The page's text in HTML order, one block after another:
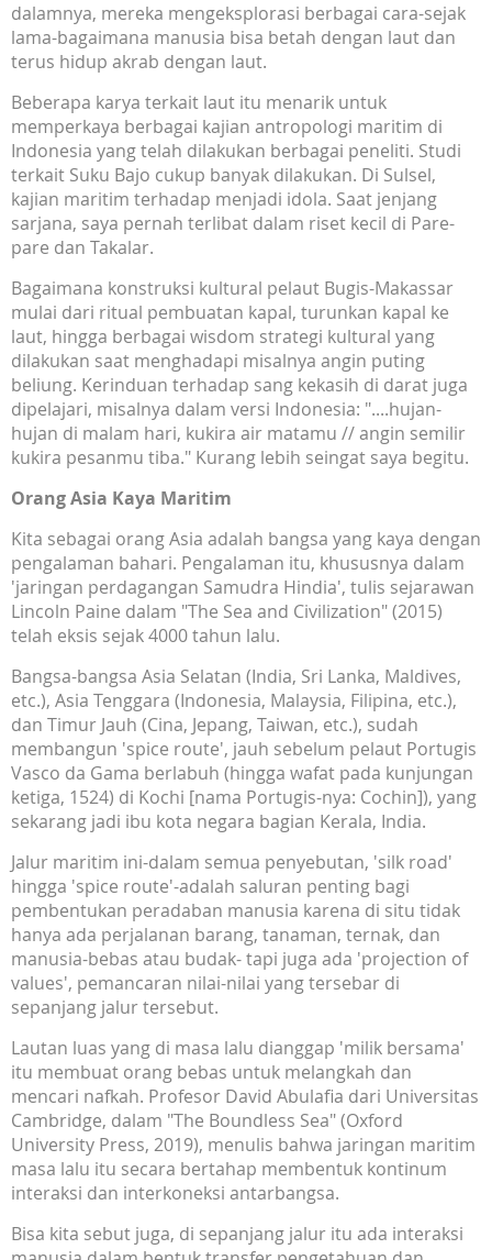
dalamnya, mereka mengeksplorasi berbagai cara-sejak
lama-bagaimana manusia bisa betah dengan laut dan
terus hidup akrab dengan laut.
Beberapa karya terkait laut itu menarik untuk
memperkaya berbagai kajian antropologi maritim di
Indonesia yang telah dilakukan berbagai peneliti. Studi
terkait Suku Bajo cukup banyak dilakukan. Di Sulsel,
kajian maritim terhadap menjadi idola. Saat jenjang
sarjana, saya pernah terlibat dalam riset kecil di Pare-
pare dan Takalar.
Bagaimana konstruksi kultural pelaut Bugis-Makassar
mulai dari ritual pembuatan kapal, turunkan kapal ke
laut, hingga berbagai wisdom strategi kultural yang
dilakukan saat menghadapi misalnya angin puting
beliung. Kerinduan terhadap sang kekasih di darat juga
dipelajari, misalnya dalam versi Indonesia: "....hujan-
hujan di malam hari, kukira air matamu // angin semilir
kukira pesanmu tiba." Kurang lebih seingat saya begitu.
Orang Asia Kaya Maritim
Kita sebagai orang Asia adalah bangsa yang kaya dengan
pengalaman bahari. Pengalaman itu, khususnya dalam
'jaringan perdagangan Samudra Hindia', tulis sejarawan
Lincoln Paine dalam "The Sea and Civilization" (2015)
telah eksis sejak 4000 tahun lalu.
Bangsa-bangsa Asia Selatan (India, Sri Lanka, Maldives,
etc.), Asia Tenggara (Indonesia, Malaysia, Filipina, etc.),
dan Timur Jauh (Cina, Jepang, Taiwan, etc.), sudah
membangun 'spice route', jauh sebelum pelaut Portugis
Vasco da Gama berlabuh (hingga wafat pada kunjungan
ketiga, 1524) di Kochi [nama Portugis-nya: Cochin]), yang
sekarang jadi ibu kota negara bagian Kerala, India.
Jalur maritim ini-dalam semua penyebutan, 'silk road'
hingga 'spice route'-adalah saluran penting bagi
pembentukan peradaban manusia karena di situ tidak
hanya ada perjalanan barang, tanaman, ternak, dan
manusia-bebas atau budak- tapi juga ada 'projection of
values', pemancaran nilai-nilai yang tersebar di
sepanjang jalur tersebut.
Lautan luas yang di masa lalu dianggap 'milik bersama'
itu membuat orang bebas untuk melangkah dan
mencari nafkah. Profesor David Abulafia dari Universitas
Cambridge, dalam "The Boundless Sea" (Oxford
University Press, 2019), menulis bahwa jaringan maritim
masa lalu itu secara bertahap membentuk kontinum
interaksi dan interkoneksi antarbangsa.
Bisa kita sebut juga, di sepanjang jalur itu ada interaksi